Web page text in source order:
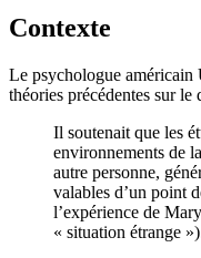
Contexte
Le psychologue
théories précédentes sur le
Il soutenait que les
environnements de
autre personne,
valables d’un point
l’expérience de
« situation étrange